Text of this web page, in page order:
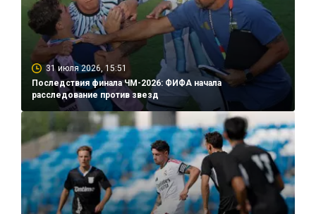
31 июля 2026, 15:51
Последствия финала ЧМ-2026: ФИФА начала
расследование против звезд